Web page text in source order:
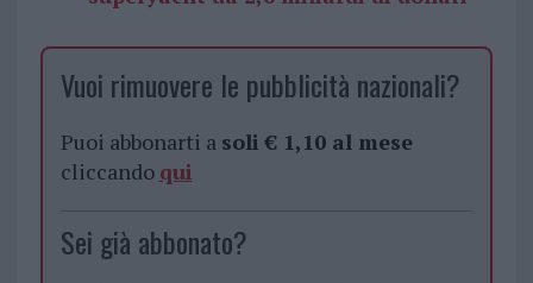
Vuoi rimuovere le pubblicità nazionali?
Puoi abbonarti a soli € 1,10 al mese
cliccando qui
Sei già abbonato?